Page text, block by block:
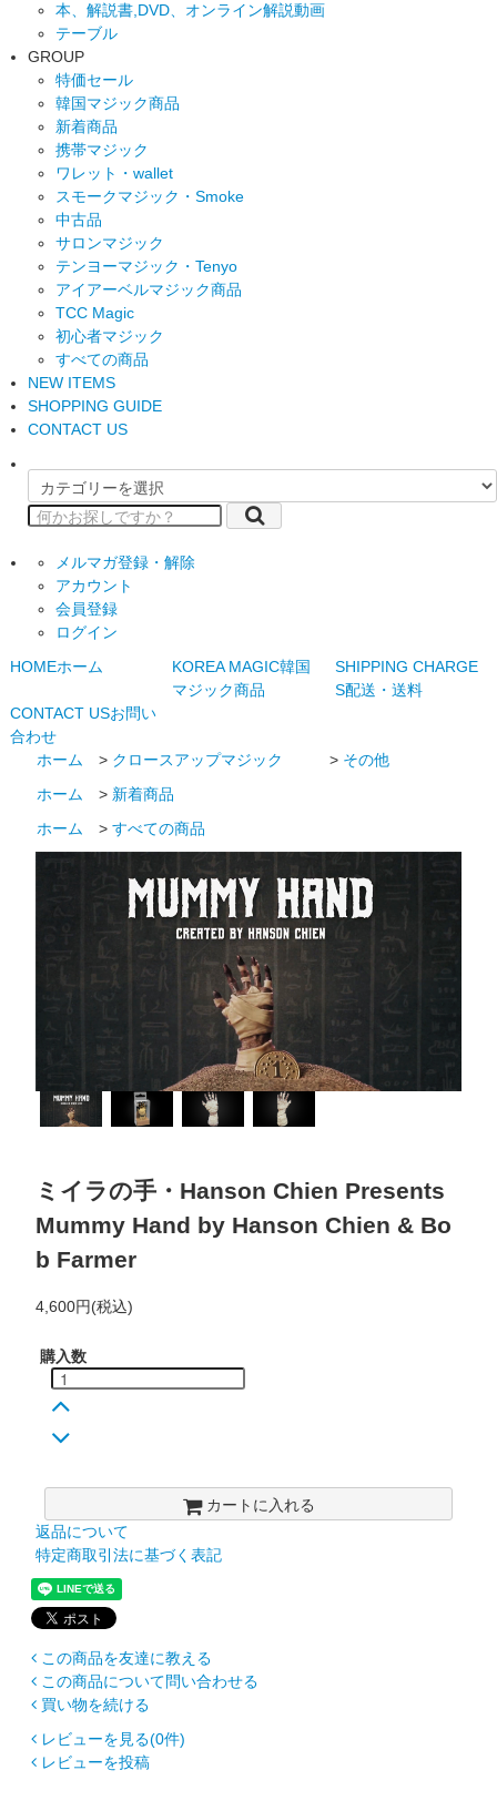
本、解説書,DVD、オンライン解説動画
テーブル
GROUP
特価セール
韓国マジック商品
新着商品
携帯マジック
ワレット・wallet
スモークマジック・Smoke
中古品
サロンマジック
テンヨーマジック・Tenyo
アイアーベルマジック商品
TCC Magic
初心者マジック
すべての商品
NEW ITEMS
SHOPPING GUIDE
CONTACT US
メルマガ登録・解除
アカウント
会員登録
ログイン
HOMEホーム KOREA MAGIC韓国
マジック商品
SHIPPING CHARGE
S配送・送料
CONTACT USお問い
合わせ
ホーム
> クロースアップマジック > その他
ホーム
> 新着商品
ホーム
>すべての商品
ミイラの手・Hanson Chien Presents
Mummy Hand by Hanson Chien & Bo
b Farmer
4,600円(税込)
購入数
カートに入れる
返品について
特定商取引法に基づく表記
この商品を友達に教える
この商品について問い合わせる
買い物を続ける
レビューを見る(0件)
レビューを投稿